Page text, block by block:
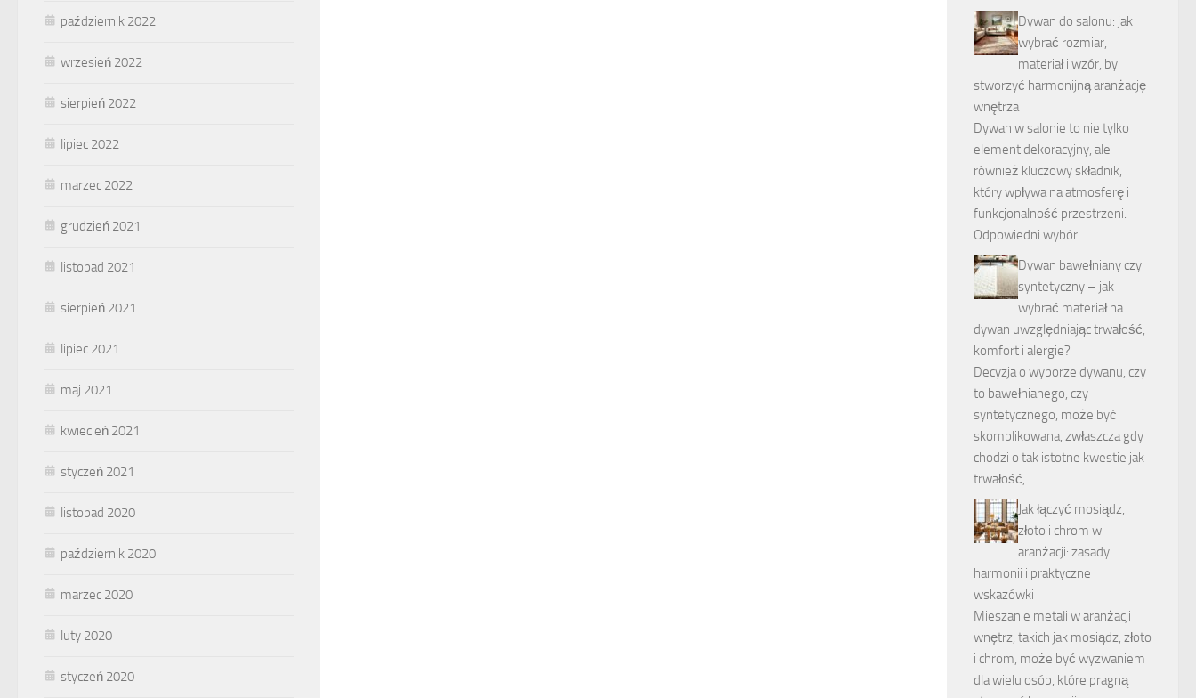
październik 2022
wrzesień 2022
sierpień 2022
lipiec 2022
marzec 2022
grudzień 2021
listopad 2021
sierpień 2021
lipiec 2021
maj 2021
kwiecień 2021
styczeń 2021
listopad 2020
październik 2020
marzec 2020
luty 2020
styczeń 2020
Dywan do salonu: jak
wybrać rozmiar,
materiał i wzór, by
stworzyć harmonijną aranżację
wnętrza
Dywan w salonie to nie tylko
element dekoracyjny, ale
również kluczowy składnik,
który wpływa na atmosferę i
funkcjonalność przestrzeni.
Odpowiedni wybór …
Dywan bawełniany czy
syntetyczny – jak
wybrać materiał na
dywan uwzględniając trwałość,
komfort i alergie?
Decyzja o wyborze dywanu, czy
to bawełnianego, czy
syntetycznego, może być
skomplikowana, zwłaszcza gdy
chodzi o tak istotne kwestie jak
trwałość, …
Jak łączyć mosiądz,
złoto i chrom w
aranżacji: zasady
harmonii i praktyczne
wskazówki
Mieszanie metali w aranżacji
wnętrz, takich jak mosiądz, złoto
i chrom, może być wyzwaniem
dla wielu osób, które pragną